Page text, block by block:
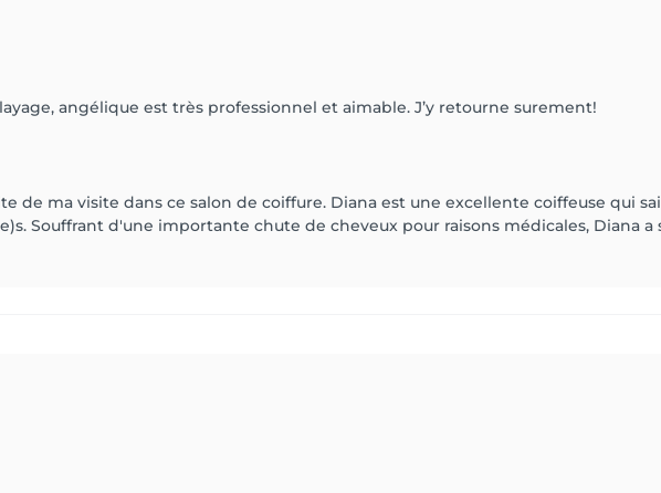
angélique est très professionnel et aimable. J’y retourne surement!
de ma visite dans ce salon de coiffure. Diana est une excellente coiffeuse qui
Souffrant d'une importante chute de cheveux pour raisons médicales, Diana